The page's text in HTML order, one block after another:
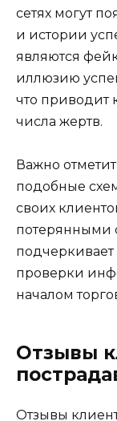
сетях могут
и истории
являются
иллюзию
что
числа жертв.
Важно
подобные
своих
потерянными
проверки
началом
Отзывы
Отзывы